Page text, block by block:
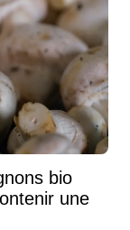
bio
une